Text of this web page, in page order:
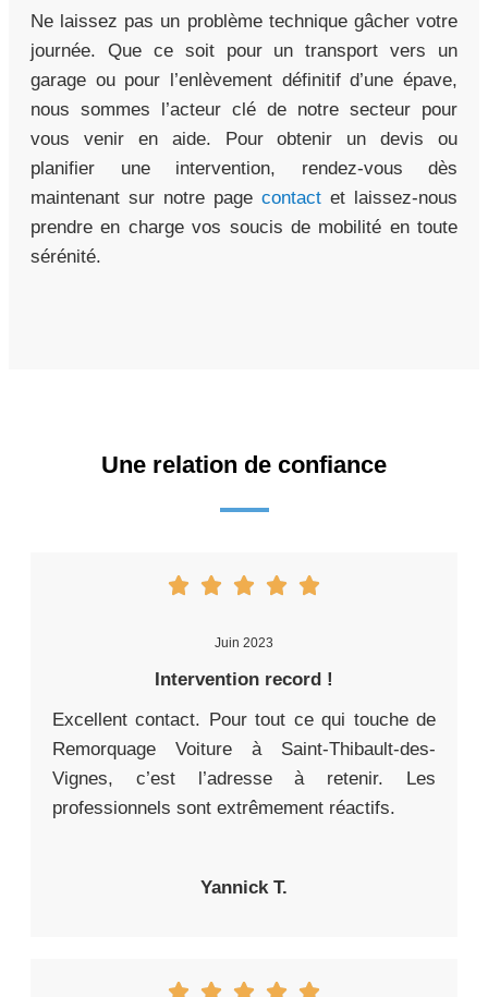
Ne laissez pas un problème technique gâcher votre
journée. Que ce soit pour un transport vers un
garage ou pour l’enlèvement définitif d’une épave,
nous sommes l’acteur clé de notre secteur pour
vous venir en aide. Pour obtenir un devis ou
planifier une intervention, rendez-vous dès
maintenant sur notre page contact et laissez-nous
prendre en charge vos soucis de mobilité en toute
sérénité.
Une relation de confiance
Juin 2023
Intervention record !
Excellent contact. Pour tout ce qui touche de
Remorquage Voiture à Saint-Thibault-des-
Vignes, c’est l’adresse à retenir. Les
professionnels sont extrêmement réactifs.
Yannick T.